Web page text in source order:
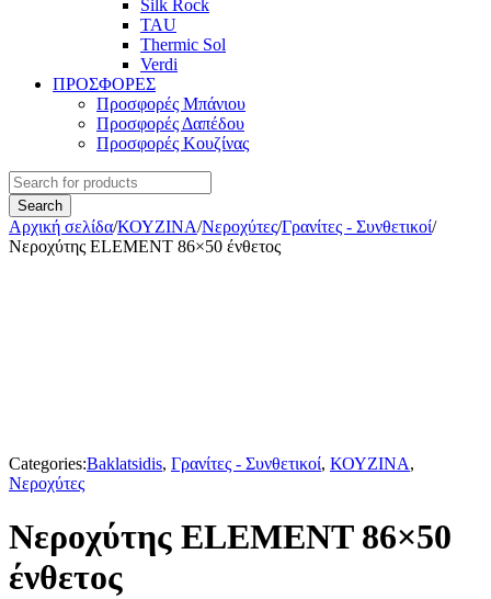
Silk Rock
TAU
Thermic Sol
Verdi
ΠΡΟΣΦΟΡΕΣ
Προσφορές Μπάνιου
Προσφορές Δαπέδου
Προσφορές Κουζίνας
Αρχική σελίδα/ΚΟΥΖΙΝΑ/Νεροχύτες/Γρανίτες - Συνθετικοί/
Νεροχύτης ELEMENT 86×50 ένθετος
Categories:Baklatsidis, Γρανίτες - Συνθετικοί, ΚΟΥΖΙΝΑ,
Νεροχύτες
Νεροχύτης ELEMENT 86×50
ένθετος